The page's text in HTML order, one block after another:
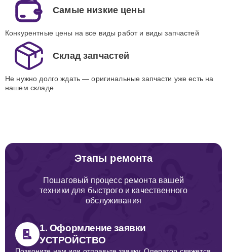
Самые низкие цены
Конкурентные цены на все виды работ и виды запчастей
Склад запчастей
Не нужно долго ждать — оригинальные запчасти уже есть на
нашем складе
Этапы ремонта
Пошаговый процесс ремонта вашей
техники для быстрого и качественного
обслуживания
1. Оформление заявки
УСТРОЙСТВО